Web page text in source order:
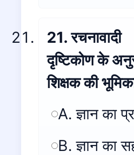
21. रचनावादी
दृष्टिकोण के
शिक्षक की
A. ज्ञान का
B. ज्ञान का